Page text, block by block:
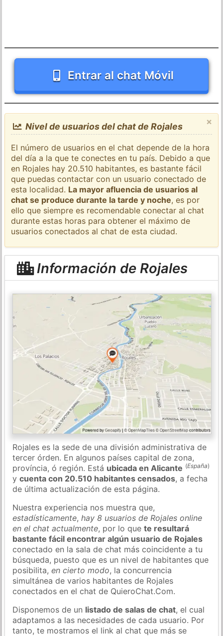
Entrar al chat Móvil
×
Nivel de usuarios del chat de Rojales
El número de usuarios en el chat depende de la hora
del día a la que te conectes en tu país. Debido a que
en Rojales hay 20.510 habitantes, es bastante fácil
que puedas contactar con un usuario conectado de
esta localidad. La mayor afluencia de usuarios al
chat se produce durante la tarde y noche, es por
ello que siempre es recomendable conectar al chat
durante estas horas para obtener el máximo de
usuarios conectados al chat de esta ciudad.
Información de Rojales
Rojales es la sede de una división administrativa de
tercer órden. En algunos países capital de zona,
província, ó región. Está ubicada en Alicante (España)
ycuenta con 20.510 habitantes censados, a fecha
de última actualización de esta página.
Nuestra experiencia nos muestra que,
estadísticamente,hay 8 usuarios de Rojales online
en el chat actualmente, por lo quete resultará
bastante fácil encontrar algún usuario de Rojales
conectado en la sala de chat más coincidente a tu
búsqueda, puesto que es un nivel de habitantes que
posibilita,en cierto modo, la concurrencia
simultánea de varios habitantes de Rojales
conectados en el chat de QuieroChat.Com.
Disponemos de un listado de salas de chat, el cual
adaptamos a las necesidades de cada usuario. Por
tanto, te mostramos el link al chat que más se